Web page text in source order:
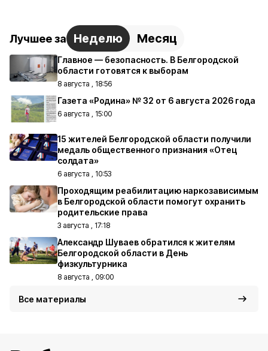
Лучшее за Неделю Месяц
Главное — безопасность. В Белгородской
области готовятся к выборам
8 августа , 18:56
Газета «Родина» № 32 от 6 августа 2026 года
6 августа , 15:00
15 жителей Белгородской области получили
медаль общественного признания «Отец
солдата»
6 августа , 10:53
Проходящим реабилитацию наркозависимым
в Белгородской области помогут охранить
родительские права
3 августа , 17:18
Александр Шуваев обратился к жителям
Белгородской области в День
физкультурника
8 августа , 09:00
Все материалы